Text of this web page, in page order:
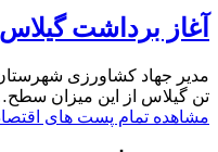
آغاز برداشت
تن گیلاس از این میزان
مشاهده تمام پست های